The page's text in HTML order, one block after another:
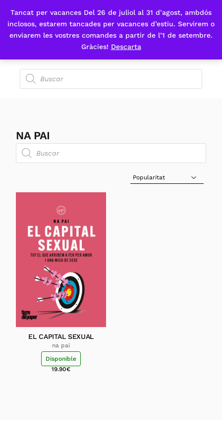
Tancat per vacances Del 26 de juliol al 31 d’agost, ambdós
inclosos, estarem tancades per vacances d’estiu. Servirem o
enviarem les vostres comandes a partir de l’1 de setembre.
Gràcies! Descarta
Fes-te'n sòcia
NA PAI
Sort Products
EL CAPITAL SEXUAL
na pai
Disponible
19.90€